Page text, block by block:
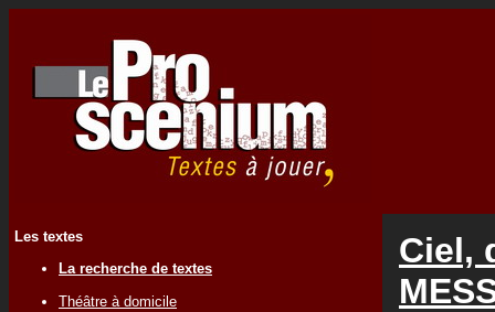
Les textes
La recherche de textes
Théâtre à domicile
Ciel,